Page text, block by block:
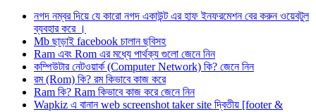
নগদ নম্বর দিয়ে যে কারো নগদ একাউন্ট এর হাফ ইনফরমেশন বের করুন ওয়েবটুল
ব্যবহার করে ।
Mb ছাড়াই facebook চালান ছবিসহ
Ram এবং Rom এর মধ্যে পার্থক্য গুলো জেনে নিন
কম্পিউটার নেটওয়ার্ক (Computer Network) কি? জেনে নিন
রম (Rom) কি? রম কিভাবে কাজ করে
Ram কি? Ram কিভাবে কাজ করে জেনে নিন
Wapkiz এ বানান web screenshot taker site দ্বিতীয় [footer &